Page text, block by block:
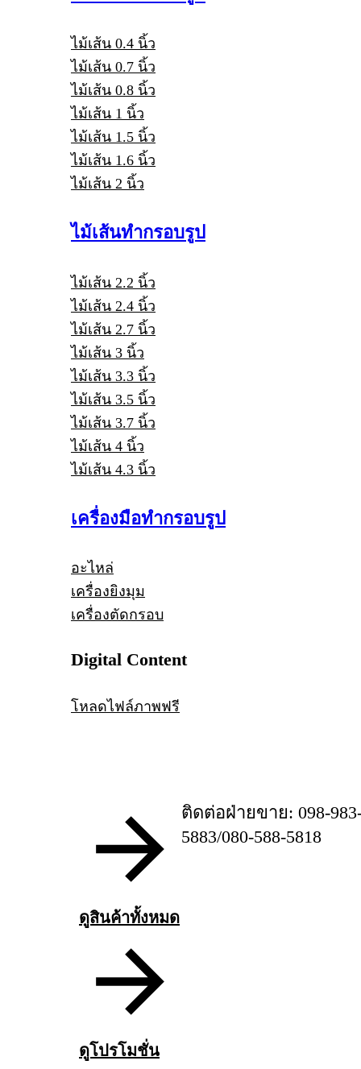
ไม้เส้น 0.4 นิ้ว
ไม้เส้น 0.7 นิ้ว
ไม้เส้น 0.8 นิ้ว
ไม้เส้น 1 นิ้ว
ไม้เส้น 1.5 นิ้ว
ไม้เส้น 1.6 นิ้ว
ไม้เส้น 2 นิ้ว
ไม้เส้นทำกรอบรูป
ไม้เส้น 2.2 นิ้ว
ไม้เส้น 2.4 นิ้ว
ไม้เส้น 2.7 นิ้ว
ไม้เส้น 3 นิ้ว
ไม้เส้น 3.3 นิ้ว
ไม้เส้น 3.5 นิ้ว
ไม้เส้น 3.7 นิ้ว
ไม้เส้น 4 นิ้ว
ไม้เส้น 4.3 นิ้ว
เครื่องมือทำกรอบรูป
อะไหล่
เครื่องยิงมุม
เครื่องตัดกรอบ
Digital Content
โหลดไฟล์ภาพฟรี
ดูสินค้าทั้งหมด
ดูโปรโมชั่น
ติดต่อฝ่ายขาย: 098-
5883/080-588-5818